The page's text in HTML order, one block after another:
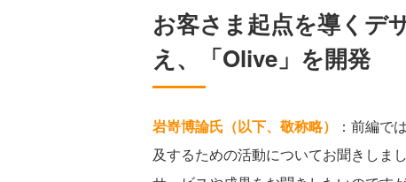
お客さま起点を導くデ
え、「Olive」を開発
岩嵜博論氏（以下、敬称略）
：前編で
及するための活動についてお聞きしま